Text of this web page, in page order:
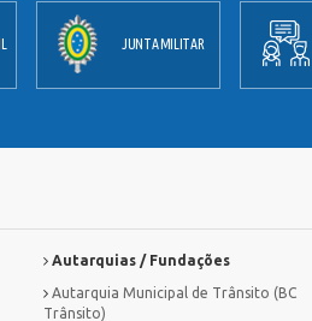
JUNTA MILITAR
Autarquias / Fundações
Autarquia Municipal de Trânsito (BC
Trânsito)